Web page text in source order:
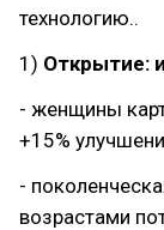
технологию..
1) Открытие:
- женщины
+15%
-
возрастами